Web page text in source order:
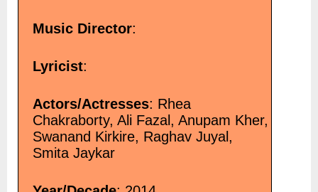
Music Director:
Lyricist:
Actors/Actresses: Rhea
Chakraborty, Ali Fazal, Anupam Kher,
Swanand Kirkire, Raghav Juyal,
Smita Jaykar